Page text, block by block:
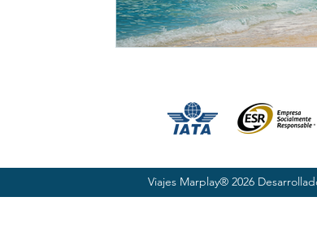
Viajes Marplay® 2026